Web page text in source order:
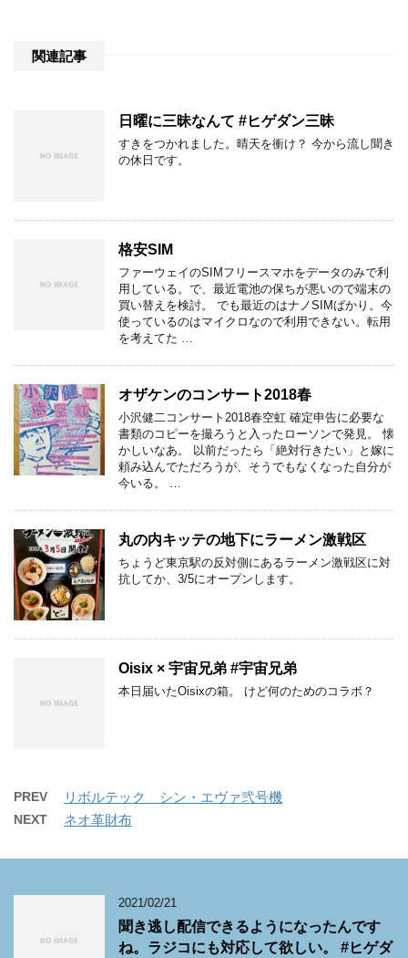
関連記事
日曜に三昧なんて #ヒゲダン三昧
すきをつかれました。晴天を衝け？ 今から流し聞き
の休日です。
格安SIM
ファーウェイのSIMフリースマホをデータのみで利
用している。で、最近電池の保ちが悪いので端末の
買い替えを検討。 でも最近のはナノSIMばかり。今
使っているのはマイクロなので利用できない。転用
を考えてた …
オザケンのコンサート2018春
小沢健二コンサート2018春空虹 確定申告に必要な
書類のコピーを撮ろうと入ったローソンで発見。 懐
かしいなあ。 以前だったら「絶対行きたい」と嫁に
頼み込んでただろうが、そうでもなくなった自分が
今いる。 …
丸の内キッテの地下にラーメン激戦区
ちょうど東京駅の反対側にあるラーメン激戦区に対
抗してか、3/5にオープンします。
Oisix × 宇宙兄弟 #宇宙兄弟
本日届いたOisixの箱。 けど何のためのコラボ？
PREV リボルテック シン・エヴァ弐号機
NEXT ネオ革財布
2021/02/21
聞き逃し配信できるようになったんです
ね。ラジコにも対応して欲しい。 #ヒゲダ